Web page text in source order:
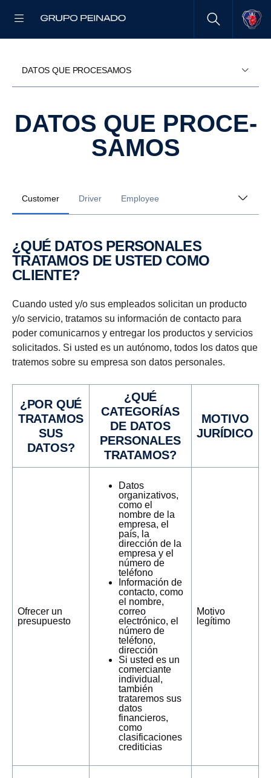
DATOS QUE PROCESAMOS
DATOS QUE PROCE­
SAMOS
Customer Driver Employee
¿QUÉ DATOS PERSO­NALES
TRATAMOS DE USTED COMO
CLIENTE?
Cuando usted y/o sus empleados solicitan un producto
y/o servicio, tratamos su información de contacto para
poder comunicarnos y entregar los productos y servicios
solicitados. Si usted es un autónomo, todos los datos que
tratemos sobre su empresa son datos personales.
¿POR QUÉ
TRATAMOS
SUS
DATOS?
¿QUÉ
CATEGORÍAS
DE DATOS
PERSONALES
TRATAMOS?
MOTIVO
JURÍDICO
Ofrecer un
presupuesto
Datos
organizativos,
como el
nombre de la
empresa, el
país, la
dirección de la
empresa y el
número de
teléfono
Información de
contacto, como
el nombre,
correo
electrónico, el
número de
teléfono,
dirección
Si usted es un
comerciante
individual,
también
trataremos sus
datos
financieros,
como
clasificaciones
crediticias
Motivo
legítimo